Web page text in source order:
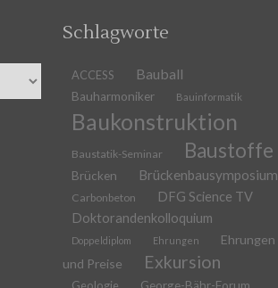
Schlagworte
ACCESS Bauball
Bauharmoniker Bauinformatik
Baukonstruktion
Baustatik-Seminar Baustoffe
Brücken Brückenbausymposium
Carbonbeton
DFG Science TV
Doktorandenkolloquium
Doppeldiplom Ehrungen
Ehrungen
und Preise
Exkursion
Geologie George-Bähr-Forum